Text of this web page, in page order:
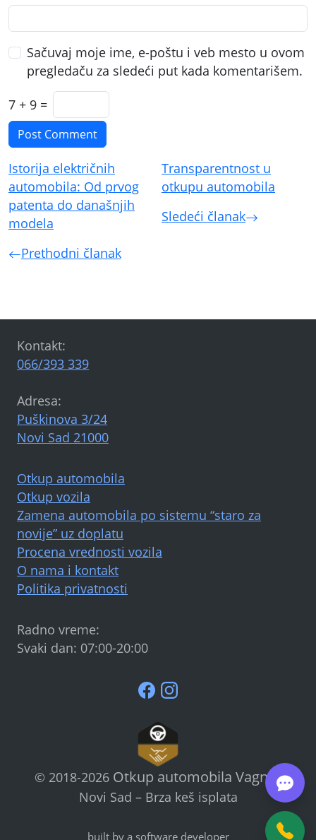
Sačuvaj moje ime, e-poštu i veb mesto u ovom
pregledaču za sledeći put kada komentarišem.
7 + 9 =
Kretanje
članka
Istorija električnih
automobila: Od prvog
patenta do današnjih
modela
Prethodni članak
Transparentnost u
otkupu automobila
Sledeći članak
© 2018-2026 Otkup automobila Vagner
Novi Sad – Brza keš isplata
Otkup automobila
Otkup vozila
Zamena automobila po sistemu “staro za
novije” uz doplatu
Procena vrednosti vozila
O nama i kontakt
Politika privatnosti
Kontakt:
066/393 339
Adresa:
Puškinova 3/24
Novi Sad 21000
Radno vreme:
Svaki dan: 07:00-20:00
built by a software developer